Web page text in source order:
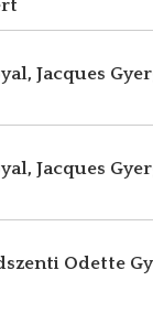
Jacques
Jacques
Odette